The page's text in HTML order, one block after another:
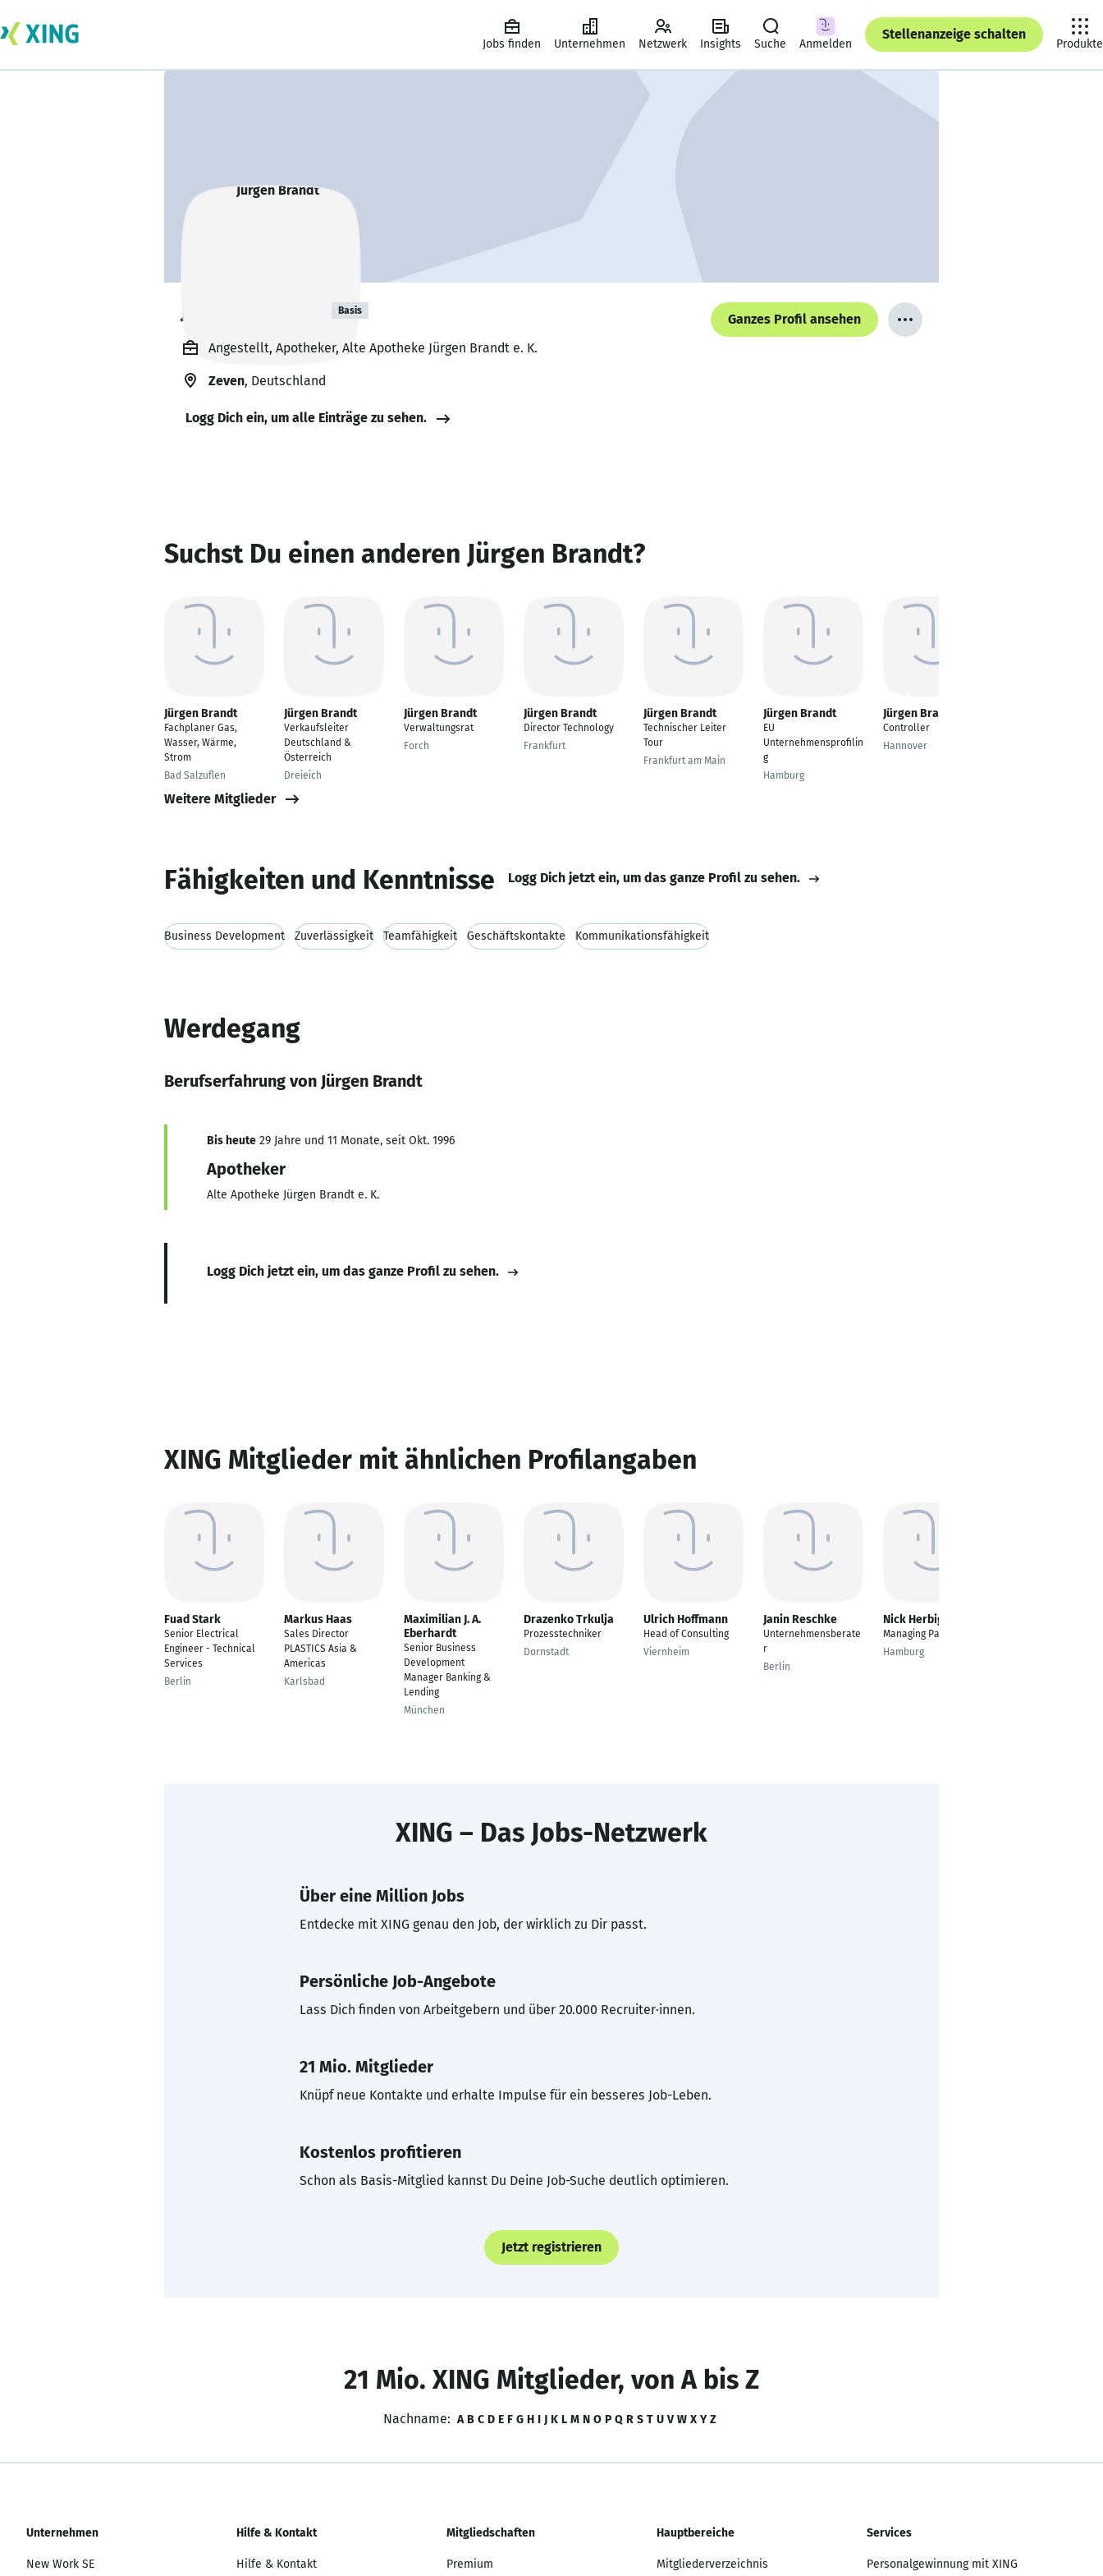
Jobs finden Unternehmen Netzwerk Insights Suche Anmelden
Stellenanzeige schalten
Produkte
Jürgen Brandt Basis
Ganzes Profil ansehen
Angestellt, Apotheker, Alte Apotheke Jürgen Brandt e. K.
Zeven, Deutschland
Logg Dich ein, um alle Einträge zu sehen.
Suchst Du einen anderen Jürgen Brandt?
Jürgen Brandt
Fachplaner Gas,
Wasser, Wärme,
Strom
Bad Salzuflen
Jürgen Brandt
Verkaufsleiter
Deutschland &
Österreich
Dreieich
Jürgen Brandt
Verwaltungsrat
Forch
Jürgen Brandt
Director Technology
Frankfurt
Jürgen Brandt
Technischer Leiter
Tour
Frankfurt am Main
Jürgen Brandt
EU
Unternehmensprofilin
g
Hamburg
Jürgen Brandt
Controller
Hannover
Weitere Mitglieder
Fähigkeiten und Kenntnisse Logg Dich jetzt ein, um das ganze Profil zu sehen.
Business Development Zuverlässigkeit Teamfähigkeit Geschäftskontakte Kommunikationsfähigkeit
Werdegang
Berufserfahrung von Jürgen Brandt
Bis heute 29 Jahre und 11 Monate, seit Okt. 1996
Apotheker
Alte Apotheke Jürgen Brandt e. K.
Logg Dich jetzt ein, um das ganze Profil zu sehen.
XING Mitglieder mit ähnlichen Profilangaben
Fuad Stark
Senior Electrical
Engineer - Technical
Services
Berlin
Markus Haas
Sales Director
PLASTICS Asia &
Americas
Karlsbad
Maximilian J. A.
Eberhardt
Senior Business
Development
Manager Banking &
Lending
München
Drazenko Trkulja
Prozesstechniker
Dornstadt
Ulrich Hoffmann
Head of Consulting
Viernheim
Janin Reschke
Unternehmensberate
r
Berlin
Nick Herbig
Managing Partner
Hamburg
XING – Das Jobs-Netzwerk
Über eine Million Jobs
Entdecke mit XING genau den Job, der wirklich zu Dir passt.
Persönliche Job-Angebote
Lass Dich finden von Arbeitgebern und über 20.000 Recruiter·innen.
21 Mio. Mitglieder
Knüpf neue Kontakte und erhalte Impulse für ein besseres Job-Leben.
Kostenlos profitieren
Schon als Basis-Mitglied kannst Du Deine Job-Suche deutlich optimieren.
Jetzt registrieren
21 Mio. XING Mitglieder, von A bis Z
Nachname: A B C D E F G H I J K L M N O P Q R S T U V W X Y Z
Unternehmen
New Work SE
Hilfe & Kontakt
Hilfe & Kontakt
Mitgliedschaften
Premium
Hauptbereiche
Mitgliederverzeichnis
Services
Personalgewinnung mit XING